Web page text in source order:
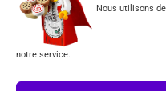
Nous utilisons
notre service.
INSCRIPTION À LA NEWSLETTER